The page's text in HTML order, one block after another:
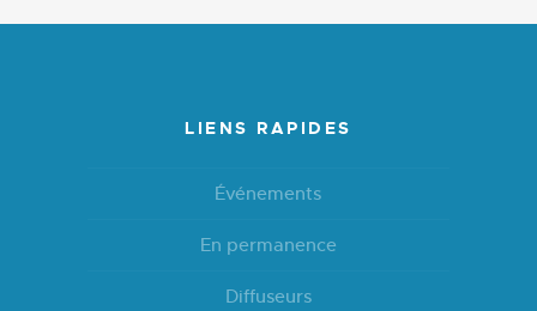
LIENS RAPIDES
Événements
En permanence
Diffuseurs